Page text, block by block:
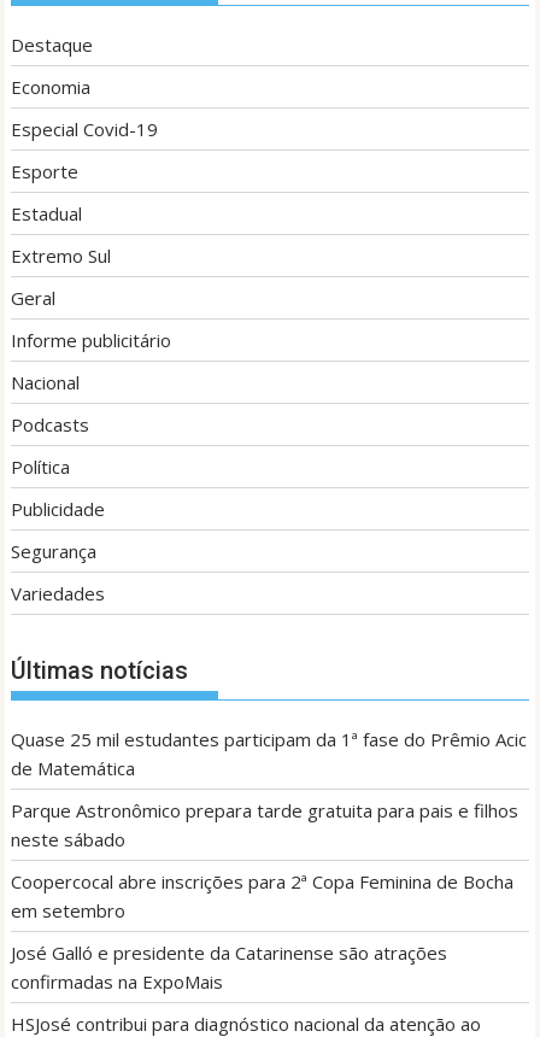
Destaque
Economia
Especial Covid-19
Esporte
Estadual
Extremo Sul
Geral
Informe publicitário
Nacional
Podcasts
Política
Publicidade
Segurança
Variedades
Últimas notícias
Quase 25 mil estudantes participam da 1ª fase do Prêmio Acic
de Matemática
Parque Astronômico prepara tarde gratuita para pais e filhos
neste sábado
Coopercocal abre inscrições para 2ª Copa Feminina de Bocha
em setembro
José Galló e presidente da Catarinense são atrações
confirmadas na ExpoMais
HSJosé contribui para diagnóstico nacional da atenção ao